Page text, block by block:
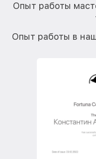
Опыт работы
Опыт работы в